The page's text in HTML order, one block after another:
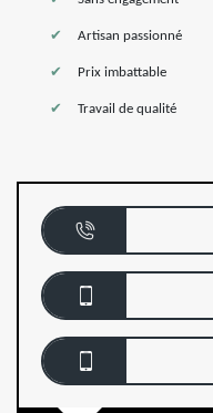
Artisan passionné
Prix imbattable
Travail de qualité